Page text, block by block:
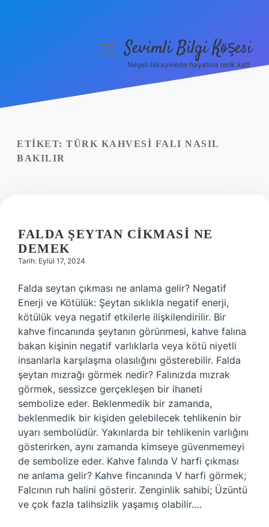
Yasal Uyarı
menüyüSevimli Bilgi Köşesi
Neşeli hikayelerle hayatına renk kat!
ETIKET: TÜRK KAHVESI FALI NASIL
BAKILIR
FALDA ŞEYTAN CIKMASI NE
DEMEK
Tarih: Eylül 17, 2024
Falda seytan çıkması ne anlama gelir? Negatif
Enerji ve Kötülük: Şeytan sıklıkla negatif enerji,
kötülük veya negatif etkilerle ilişkilendirilir. Bir
kahve fincanında şeytanın görünmesi, kahve falına
bakan kişinin negatif varlıklarla veya kötü niyetli
insanlarla karşılaşma olasılığını gösterebilir. Falda
şeytan mızrağı görmek nedir? Falınızda mızrak
görmek, sessizce gerçekleşen bir ihaneti
sembolize eder. Beklenmedik bir zamanda,
beklenmedik bir kişiden gelebilecek tehlikenin bir
uyarı sembolüdür. Yakınlarda bir tehlikenin varlığını
gösterirken, aynı zamanda kimseye güvenmemeyi
de sembolize eder. Kahve falında V harfi çıkması
ne anlama gelir? Kahve fincanında V harfi görmek;
Falcının ruh halini gösterir. Zenginlik sahibi; Üzüntü
ve çok fazla talihsizlik yaşamış olabilir.…